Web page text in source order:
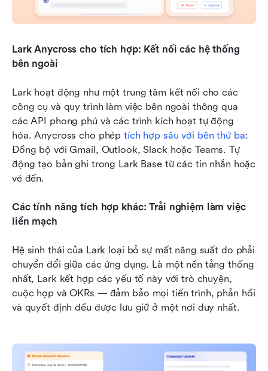
Lark Anycross cho tích hợp: Kết nối các hệ thống
bên ngoài
Lark hoạt động như một trung tâm kết nối cho các
công cụ và quy trình làm việc bên ngoài thông qua
các API phong phú và các trình kích hoạt tự động
hóa. Anycross cho phép tích hợp sâu với bên thứ ba:
Đồng bộ với Gmail, Outlook, Slack hoặc Teams. Tự
động tạo bản ghi trong Lark Base từ các tin nhắn hoặc
vé đến.
Các tính năng tích hợp khác: Trải nghiệm làm việc
liền mạch
Hệ sinh thái của Lark loại bỏ sự mất năng suất do phải
chuyển đổi giữa các ứng dụng. Là một nền tảng thống
nhất, Lark kết hợp các yếu tố này với trò chuyện,
cuộc họp và OKRs — đảm bảo mọi tiến trình, phản hồi
và quyết định đều được lưu giữ ở một nơi duy nhất.